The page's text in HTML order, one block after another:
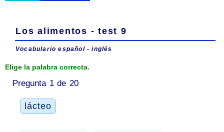
Los alimentos - test 9
Vocabulario español - inglés
Elige la palabra correcta.
Pregunta 1 de 20
lácteo